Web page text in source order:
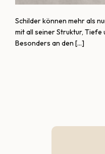
Schilder können mehr als
mit all seiner Struktur,
Besonders an den […]